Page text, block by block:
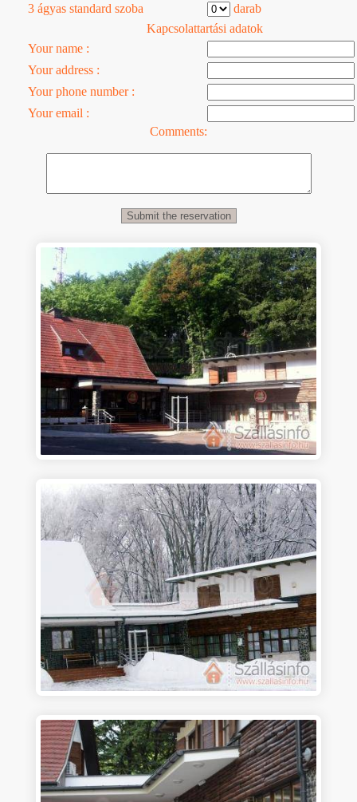
3 ágyas standard szoba
darab
Kapcsolattartási adatok
Your name :
Your address :
Your phone number :
Your email :
Comments: